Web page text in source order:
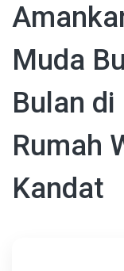
Muda
Bulan di
Rumah
Kandat